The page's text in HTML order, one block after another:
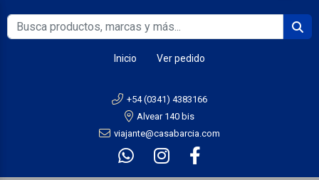
Inicio Ver pedido
+54 (0341) 4383166
Alvear 140 bis
viajante@casabarcia.com